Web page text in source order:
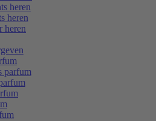
heren
heren
heren
parfum